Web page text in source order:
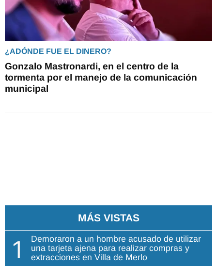
¿ADÓNDE FUE EL DINERO?
Gonzalo Mastronardi, en el centro de la
tormenta por el manejo de la comunicación
municipal
MÁS VISTAS
1
Demoraron a un hombre acusado de utilizar
una tarjeta ajena para realizar compras y
extracciones en Villa de Merlo